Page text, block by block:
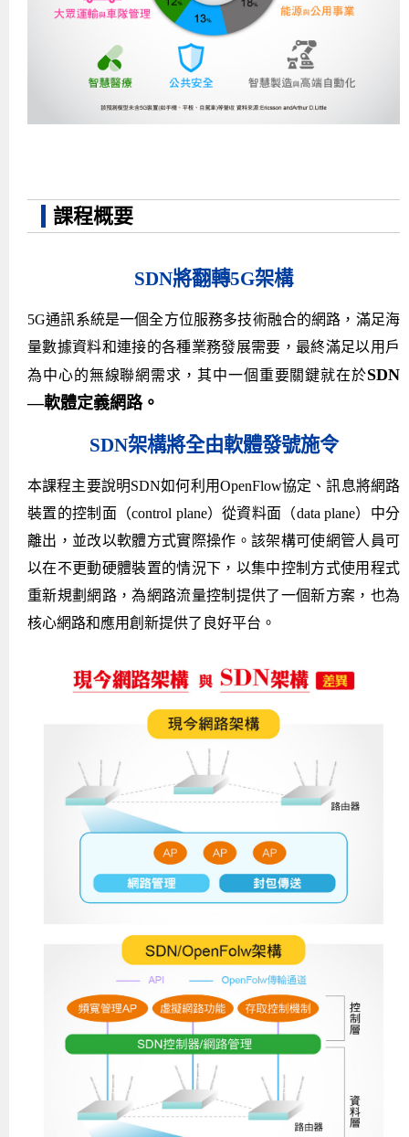
課程概要
SDN將翻轉5G架構
5G通訊系統是一個全方位服務多技術融合的網路，滿足海
量數據資料和連接的各種業務發展需要，最終滿足以用戶
為中心的無線聯網需求，其中一個重要關鍵就在於SDN
—軟體定義網路。
SDN架構將全由軟體發號施令
本課程主要說明SDN如何利用OpenFlow協定、訊息將網路
裝置的控制面（control plane）從資料面（data plane）中分
離出，並改以軟體方式實際操作。該架構可使網管人員可
以在不更動硬體裝置的情況下，以集中控制方式使用程式
重新規劃網路，為網路流量控制提供了一個新方案，也為
核心網路和應用創新提供了良好平台。